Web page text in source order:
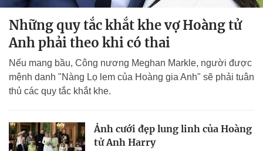
Những quy tắc khắt khe vợ Hoàng tử
Anh phải theo khi có thai
Nếu mang bầu, Công nương Meghan Markle, người được
mệnh danh "Nàng Lọ lem của Hoàng gia Anh" sẽ phải tuân
thủ các quy tắc khắt khe.
Ảnh cưới đẹp lung linh của Hoàng
tử Anh Harry